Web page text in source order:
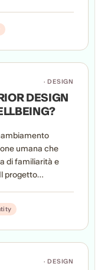
e la struttura
e
· DESIGN
DESIGN
umana che
di familiarità e
progetto
emotiva,
attraverso il
· DESIGN